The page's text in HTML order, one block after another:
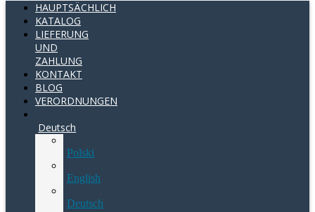
HAUPTSÄCHLICH
KATALOG
LIEFERUNG
UND
ZAHLUNG
KONTAKT
BLOG
VERORDNUNGEN
Deutsch
Polski
English
Deutsch